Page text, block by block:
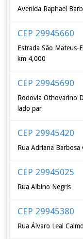
Avenida Raphael
CEP 29945660
Estrada São Mateus-
km 4,000
CEP 29945690
Rodovia Othovarino
lado par
CEP 29945420
Rua Adriana Barbosa
CEP 29945025
Rua Albino Negris
CEP 29945380
Rua Álvaro Leal